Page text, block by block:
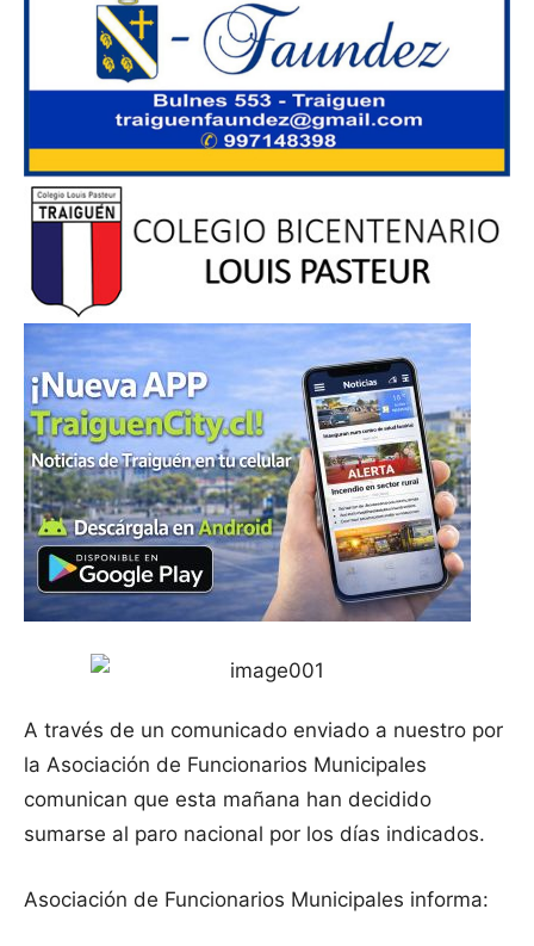
A través de un comunicado enviado a nuestro por
la Asociación de Funcionarios Municipales
comunican que esta mañana han decidido
sumarse al paro nacional por los días indicados.
Asociación de Funcionarios Municipales informa: